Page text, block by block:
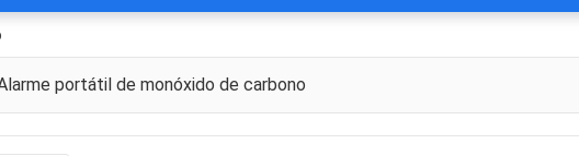
portátil de monóxido de carbono